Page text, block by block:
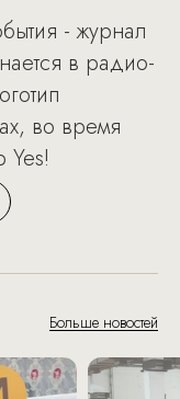
- журнал
в радио-
во время
Yes!
Больше новостей